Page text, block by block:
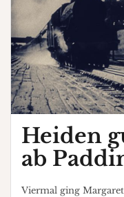
Heiden
ab
Viermal ging